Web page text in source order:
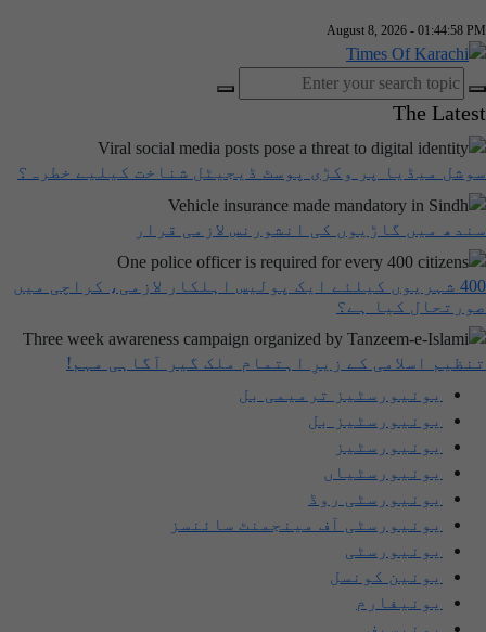
August 8, 2026 - 01:44:58 PM
The Latest
سوشل میڈیا پر وکڑی پوسٹ ڈیجیٹل شناخت کیلیے خطرہ؟
سندھ میں گاڑیوں کی انشورنس لازمی قرار
400 شہریوں کیلئے ایک پولیس اہلکار لازمی، کراچی میں
صورتحال کیا ہے؟
تنظیم اسلامی کے زیرِ اہتمام ملک گیر آگاہی مہم!
یونیورسٹیز ترمیمی بل
یونیورسٹیز بل
یونیورسٹیز
یونیورسٹیاں
یونیورسٹی روڈ
یونیورسٹی آف مینجمنٹ سائنسز
یونیورسٹی
یونین کونسل
یونیفارم